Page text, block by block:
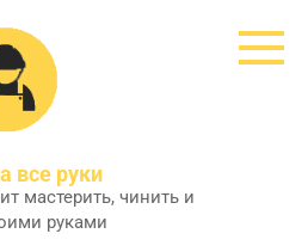
все руки
мастерить, чинить и
руками